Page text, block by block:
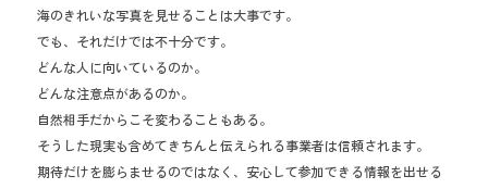
海のきれいな写真を見せることは大事です。
でも、それだけでは不十分です。
どんな人に向いているのか。
どんな注意点があるのか。
自然相手だからこそ変わることもある。
そうした現実も含めてきちんと伝えられる事業者は信頼されます。
期待だけを膨らませるのではなく、安心して参加できる情報を出せる